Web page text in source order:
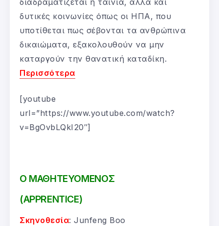
διαδραματίζεται η ταινία, άλλα και
δυτικές κοινωνίες όπως οι ΗΠΑ, που
υποτίθεται πως σέβονται τα ανθρώπινα
δικαιώματα, εξακολουθούν να μην
καταργούν την θανατική καταδίκη.
Περισσότερα
[youtube
url=”https://www.youtube.com/watch?
v=BgOvbLQkI20″]
Ο ΜΑΘΗΤΕΥΟΜΕΝΟΣ
(APPRENTICE)
Σκηνοθεσία: Junfeng Boo